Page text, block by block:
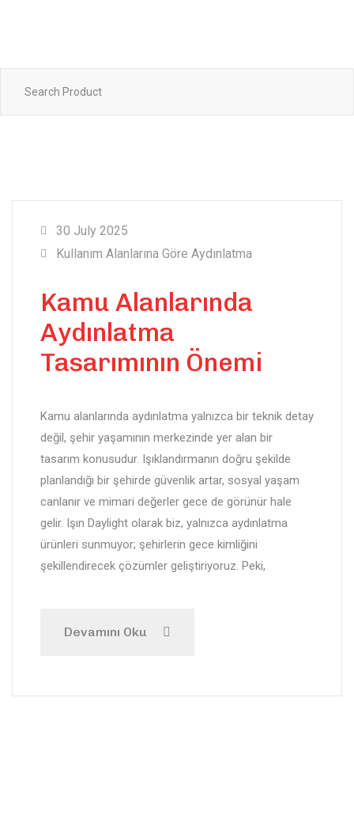
30 July 2025
Kullanım Alanlarına Göre Aydınlatma
Kamu Alanlarında
Aydınlatma
Tasarımının Önemi
Kamu alanlarında aydınlatma yalnızca bir teknik detay
değil, şehir yaşamının merkezinde yer alan bir
tasarım konusudur. Işıklandırmanın doğru şekilde
planlandığı bir şehirde güvenlik artar, sosyal yaşam
canlanır ve mimari değerler gece de görünür hale
gelir. Işın Daylight olarak biz, yalnızca aydınlatma
ürünleri sunmuyor; şehirlerin gece kimliğini
şekillendirecek çözümler geliştiriyoruz. Peki,
Devamını Oku